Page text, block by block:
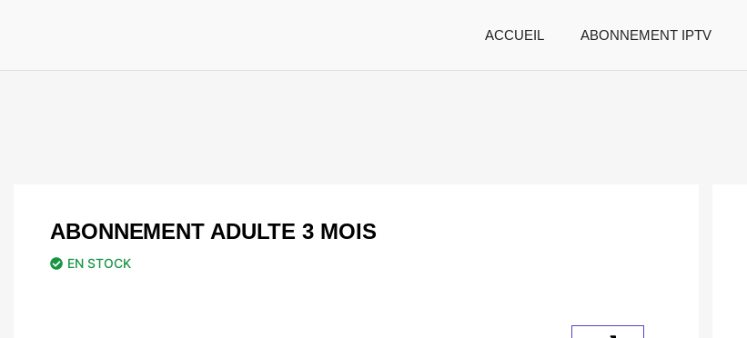
ACCUEIL ABONNEMENT IPTV
ABONNEMENT ADULTE 3 MOIS
EN STOCK